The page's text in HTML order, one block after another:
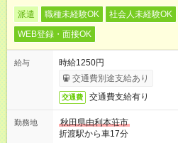
派遣 職種未経験OK 社会人未経験OK
WEB登録・面接OK
給与
時給1250円
交通費別途支給あり
交通費 交通費支給有り
勤務地
秋田県由利本荘市
折渡駅から車17分